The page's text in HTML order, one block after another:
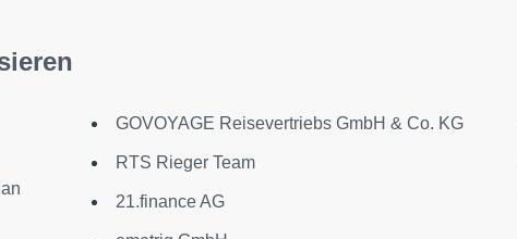
GOVOYAGE Reisevertriebs GmbH & Co. KG
RTS Rieger Team
21.finance AG